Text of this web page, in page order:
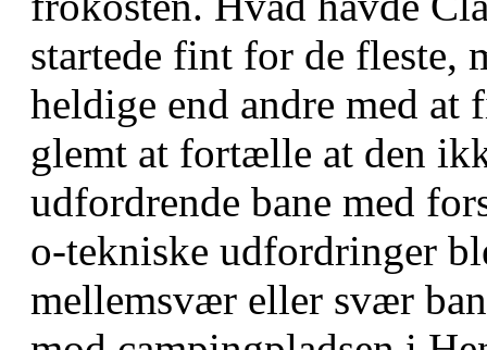
startede fint for de fleste,
heldige end andre med at
glemt at fortælle at den
udfordrende bane med
o-tekniske udfordringer
mellemsvær eller svær